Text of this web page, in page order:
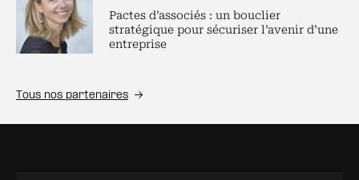
Pactes d’associés : un bouclier
stratégique pour sécuriser l’avenir d’une
entreprise
Tous nos partenaires